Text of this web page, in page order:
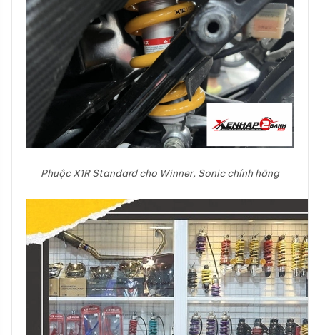
Phuộc X1R Standard cho Winner, Sonic chính hãng